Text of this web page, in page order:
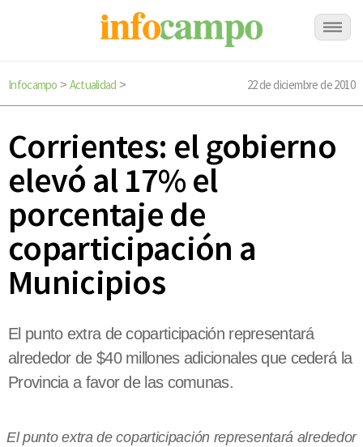
Infocampo > Actualidad > 22 de diciembre de 2010
Corrientes: el gobierno
elevó al 17% el
porcentaje de
coparticipación a
Municipios
El punto extra de coparticipación representará
alrededor de $40 millones adicionales que cederá la
Provincia a favor de las comunas.
El punto extra de coparticipación representará alrededor